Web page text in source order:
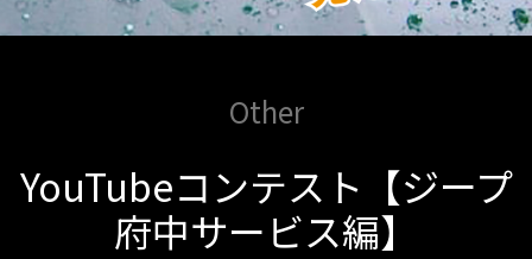
Other
YouTubeコンテスト【ジープ
府中サービス編】